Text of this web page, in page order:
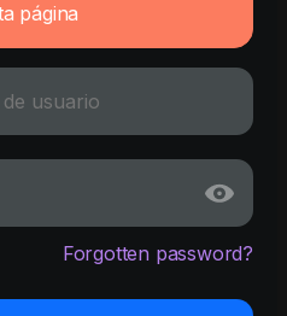
página
Forgotten password?